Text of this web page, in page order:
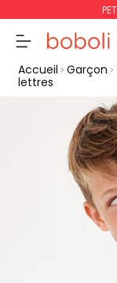
poursuit
Accueil Garçon
lettres